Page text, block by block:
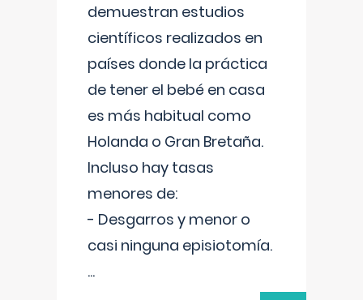
demuestran estudios
científicos realizados en
países donde la práctica
de tener el bebé en casa
es más habitual como
Holanda o Gran Bretaña.
Incluso hay tasas
menores de:
- Desgarros y menor o
casi ninguna episiotomía.
...